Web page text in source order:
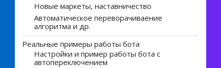
Новые маркеты, наставничество
Автоматическое переворачиваение
алгоритма и др.
Реальные примеры работы бота
Настройки и пример работы бота с
автопереключением